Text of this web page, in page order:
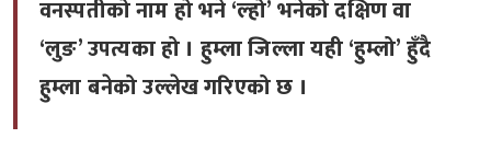
वनस्पतीको नाम हो भने ‘ल्हो’ भनेको दक्षिण वा
‘लुङ’ उपत्यका हो । हुम्ला जिल्ला यही ‘हुम्लो’ हुँदै
हुम्ला बनेको उल्लेख गरिएको छ ।